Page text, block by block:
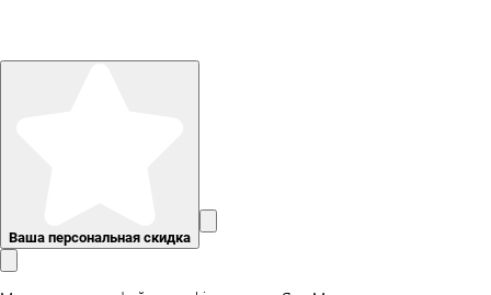
Ваша персональная скидка